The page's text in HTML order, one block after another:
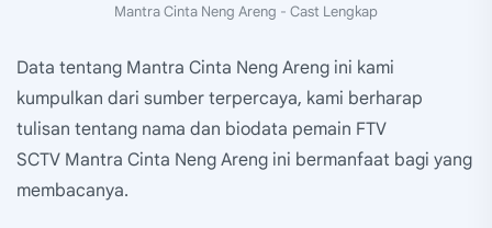
Mantra Cinta Neng Areng - Cast Lengkap
Data tentang Mantra Cinta Neng Areng ini kami
kumpulkan dari sumber terpercaya, kami berharap
tulisan tentang nama dan biodata pemain FTV
SCTV Mantra Cinta Neng Areng ini bermanfaat bagi yang
membacanya.